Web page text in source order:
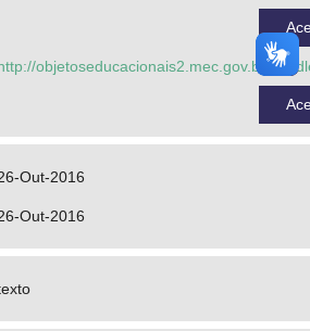
objetoseducacionais2.mec.gov.br/
Out-2016
Out-2016